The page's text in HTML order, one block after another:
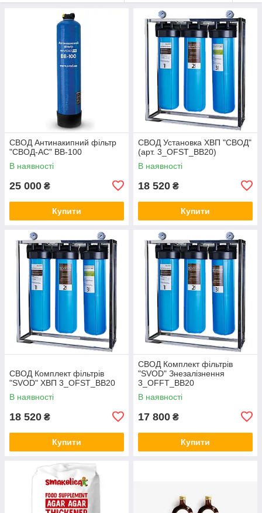
СВОД Антинакипний фільтр
"СВОД-АС" BB-100
В наявності
25 000 ₴
Купити
СВОД Установка ХВП "СВОД"
(арт. 3_OFST_BB20)
В наявності
18 520 ₴
Купити
СВОД Комплект фільтрів
"SVOD" ХВП 3_OFST_BB20
В наявності
18 520 ₴
Купити
СВОД Комплект фільтрів
"SVOD" Знезалізнення
3_OFFT_BB20
В наявності
17 800 ₴
Купити